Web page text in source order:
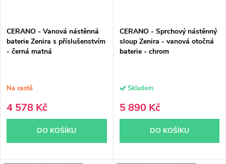
CERANO - Vanová nástěnná
baterie Zenira s příslušenstvím
- černá matná
Na cestě
4 578 Kč
DO KOŠÍKU
CERANO - Sprchový nástěnný
sloup Zenira - vanová otočná
baterie - chrom
Skladem
5 890 Kč
DO KOŠÍKU